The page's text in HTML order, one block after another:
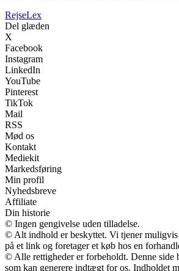
RejseLex
Del glæden
X
Facebook
Instagram
LinkedIn
YouTube
Pinterest
TikTok
Mail
RSS
Mød os
Kontakt
Mediekit
Markedsføring
Min profil
Nyhedsbreve
Affiliate
Din historie
© Ingen gengivelse uden tilladelse.
© Alt indhold er beskyttet. Vi tjener
på et link og foretager et køb hos en
© Alle rettigheder er forbeholdt. Denne side
som kan generere indtægt for os. Indholdet